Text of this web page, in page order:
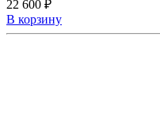
22 600 ₽
В корзину